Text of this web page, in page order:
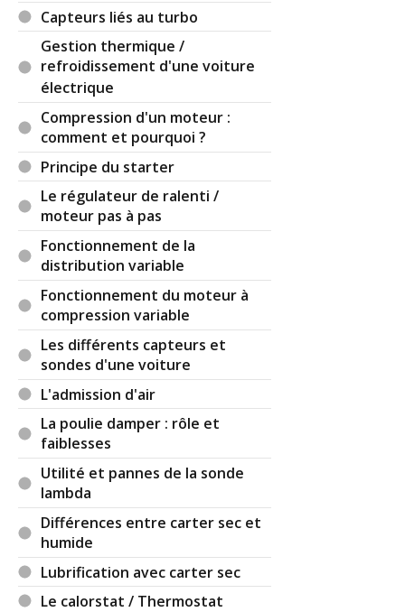
Capteurs liés au turbo
Gestion thermique /
refroidissement d'une voiture
électrique
Compression d'un moteur :
comment et pourquoi ?
Principe du starter
Le régulateur de ralenti /
moteur pas à pas
Fonctionnement de la
distribution variable
Fonctionnement du moteur à
compression variable
Les différents capteurs et
sondes d'une voiture
L'admission d'air
La poulie damper : rôle et
faiblesses
Utilité et pannes de la sonde
lambda
Différences entre carter sec et
humide
Lubrification avec carter sec
Le calorstat / Thermostat